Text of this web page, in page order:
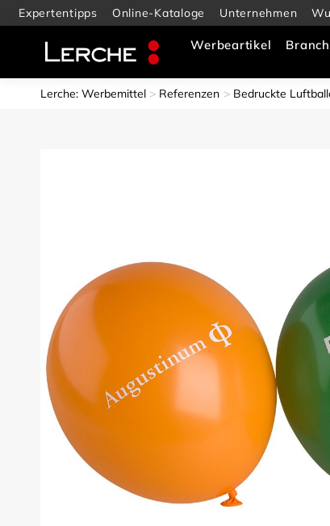
Expertentipps Online-Kataloge Unternehmen
Werbeartikel
Lerche: Werbemittel Referenzen Bedruckte